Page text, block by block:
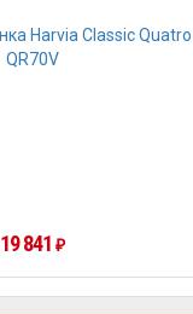
19 841₽